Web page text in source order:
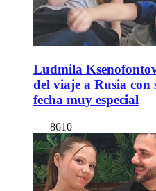
Ludmila
del viaje a Rusia con
fecha muy especial
8610